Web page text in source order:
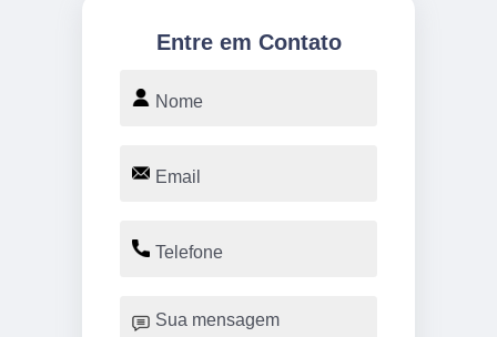
Entre em Contato